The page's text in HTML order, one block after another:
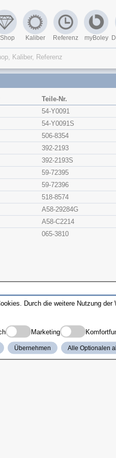
Kaliber Referenz myBoley
Teile-Nr.
54-Y0091
54-Y0091S
506-8354
392-2193
392-2193S
59-72395
59-72396
518-8574
A58-29284G
A58-C2214
065-3810
Durch die weitere Nutzung
Marketing
Übernehmen Alle Optionalen